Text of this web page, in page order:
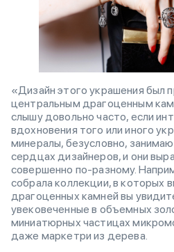
«Дизайн этого украшения был
центральным драгоценным
слышу довольно часто, если
вдохновения того или иного
минералы, безусловно,
сердцах дизайнеров, и они
совершенно по-разному.
собрала коллекции, в которых
драгоценных камней вы
увековеченные в объемных
миниатюрных частицах
даже маркетри из дерева.